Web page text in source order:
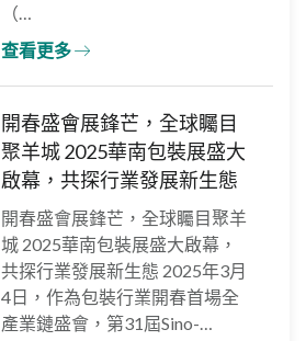
（…
查看更多
開春盛會展鋒芒，全球矚目
聚羊城 2025華南包裝展盛大
啟幕，共探行業發展新生態
開春盛會展鋒芒，全球矚目聚羊
城 2025華南包裝展盛大啟幕，
共探行業發展新生態 2025年3月
4日，作為包裝行業開春首場全
產業鏈盛會，第31屆Sino-…